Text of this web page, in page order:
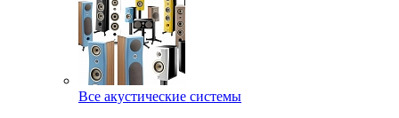
Все акустические системы